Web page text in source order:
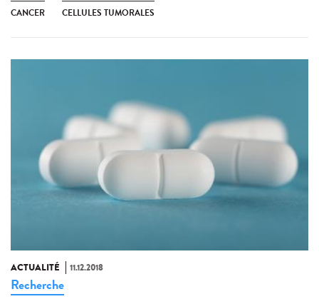
CANCER CELLULES TUMORALES
ACTUALITÉ 11.12.2018
Recherche